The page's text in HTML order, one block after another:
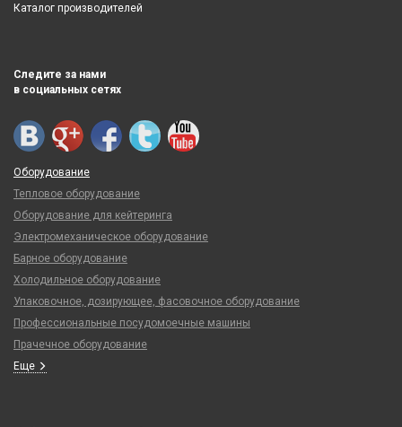
Каталог производителей
Следите за нами
в социальных сетях
Оборудование
Тепловое оборудование
Оборудование для кейтеринга
Электромеханическое оборудование
Барное оборудование
Холодильное оборудование
Упаковочное, дозирующее, фасовочное оборудование
Профессиональные посудомоечные машины
Прачечное оборудование
Еще